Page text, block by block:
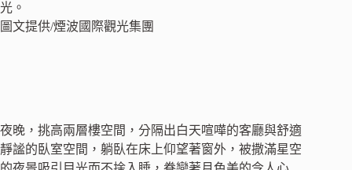
光。
圖文提供/煙波國際觀光集團
夜晚，挑高兩層樓空間，分隔出白天喧嘩的客廳與舒適
靜謐的臥室空間，躺臥在床上仰望著窗外，被撒滿星空